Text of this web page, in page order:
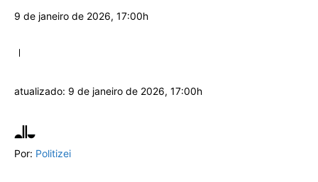
9 de janeiro de 2026, 17:00h
atualizado: 9 de janeiro de 2026, 17:00h
Por: Politizei